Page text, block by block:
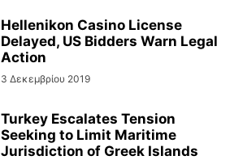
Hellenikon Casino License
Delayed, US Bidders Warn Legal
Action
3 Δεκεμβρίου 2019
Turkey Escalates Tension
Seeking to Limit Maritime
Jurisdiction of Greek Islands